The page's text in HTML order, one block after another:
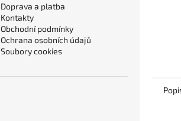
Doprava a platba
Kontakty
Obchodní podmínky
Ochrana osobních údajů
Soubory cookies